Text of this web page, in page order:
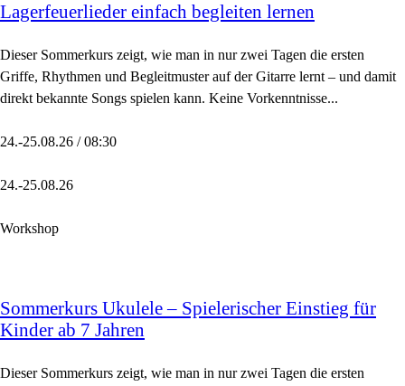
Lagerfeuerlieder einfach begleiten lernen
Dieser Sommerkurs zeigt, wie man in nur zwei Tagen die ersten
Griffe, Rhythmen und Begleitmuster auf der Gitarre lernt – und damit
direkt bekannte Songs spielen kann. Keine Vorkenntnisse...
24.-25.08.26 / 08:30
24.-25.08.26
Workshop
Sommerkurs Ukulele – Spielerischer Einstieg für
Kinder ab 7 Jahren
Dieser Sommerkurs zeigt, wie man in nur zwei Tagen die ersten